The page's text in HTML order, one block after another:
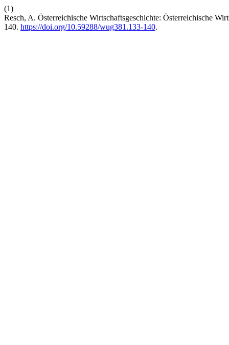
(1)
Resch, A. Österreichische Wirtschaftsgeschichte: Österreichische
140. https://doi.org/10.59288/wug381.133-140.